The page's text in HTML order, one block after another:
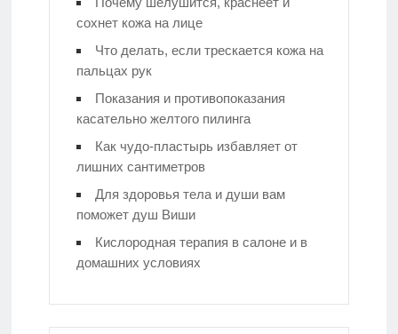
сохнет кожа на лице
Что делать, если трескается кожа на
пальцах рук
Показания и противопоказания
касательно желтого пилинга
Как чудо-пластырь избавляет от
лишних сантиметров
Для здоровья тела и души вам
поможет душ Виши
Кислородная терапия в салоне и в
домашних условиях